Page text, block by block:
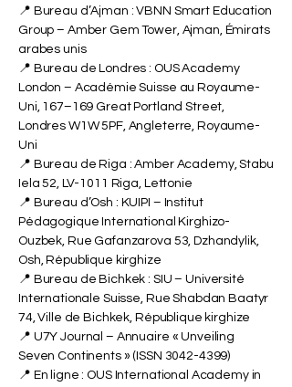
📍 Bureau d’Ajman : VBNN Smart Education
Group – Amber Gem Tower, Ajman, Émirats
arabes unis
📍 Bureau de Londres : OUS Academy
London – Académie Suisse au Royaume-
Uni, 167–169 Great Portland Street,
Londres W1W 5PF, Angleterre, Royaume-
Uni
📍 Bureau de Riga : Amber Academy, Stabu
Iela 52, LV-1011 Riga, Lettonie
📍 Bureau d’Osh : KUIPI – Institut
Pédagogique International Kirghizo-
Ouzbek, Rue Gafanzarova 53, Dzhandylik,
Osh, République kirghize
📍 Bureau de Bichkek : SIU – Université
Internationale Suisse, Rue Shabdan Baatyr
74, Ville de Bichkek, République kirghize
📍 U7Y Journal – Annuaire « Unveiling
Seven Continents » (ISSN 3042-4399)
📍 En ligne : OUS International Academy in